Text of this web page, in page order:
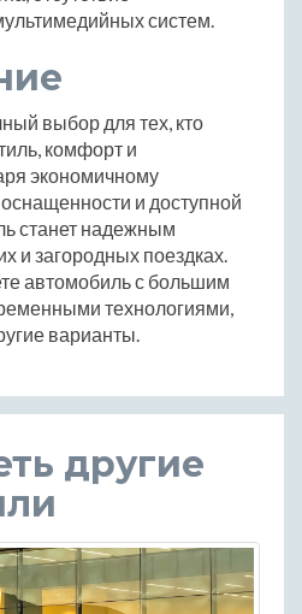
систем.
выбор для тех, кто
комфорт и
экономичному
и доступной
станет надежным
и загородных поездках.
автомобиль с большим
технологиями,
варианты.
другие